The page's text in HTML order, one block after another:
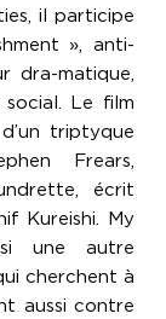
il participe
», anti-
dra-matique,
social. Le film
triptyque
Frears,
écrit
Kureishi. My
une autre
cherchent à
aussi contre